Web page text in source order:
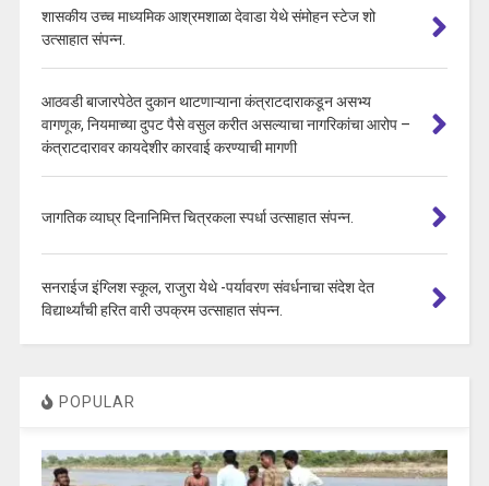
शासकीय उच्च माध्यमिक आश्रमशाळा देवाडा येथे संमोहन स्टेज शो
उत्साहात संपन्न.
आठवडी बाजारपेठेत दुकान थाटणाऱ्याना कंत्राटदाराकडून असभ्य
वागणूक, नियमाच्या दुपट पैसे वसुल करीत असल्याचा नागरिकांचा आरोप –
कंत्राटदारावर कायदेशीर कारवाई करण्याची मागणी
जागतिक व्याघ्र दिनानिमित्त चित्रकला स्पर्धा उत्साहात संपन्न.
सनराईज इंग्लिश स्कूल, राजुरा येथे -पर्यावरण संवर्धनाचा संदेश देत
विद्यार्थ्यांची हरित वारी उपक्रम उत्साहात संपन्न.
POPULAR